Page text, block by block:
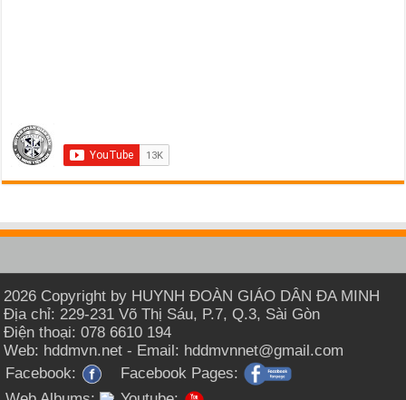
2026 Copyright by HUYNH ĐOÀN GIÁO DÂN ĐA MINH
Địa chỉ: 229-231 Võ Thị Sáu, P.7, Q.3, Sài Gòn
Điện thoại: 078 6610 194
Web: hddmvn.net - Email: hddmvnnet@gmail.com
Facebook:
Facebook Pages: